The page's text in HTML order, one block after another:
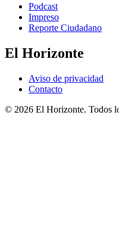
Podcast
Impreso
Reporte Ciudadano
El Horizonte
Aviso de privacidad
Contacto
© 2026 El Horizonte. Todos